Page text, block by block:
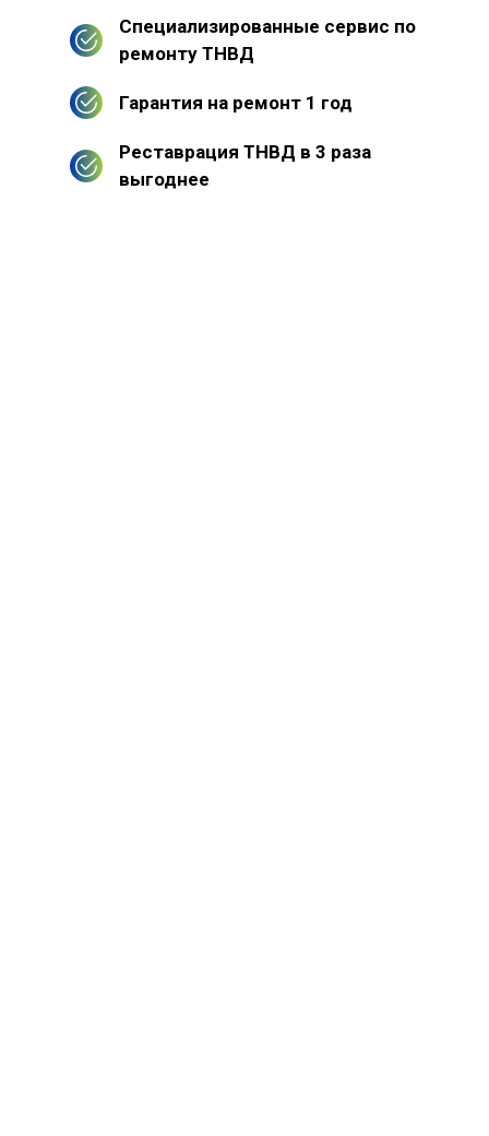
Специализированные сервис по
ремонту ТНВД
Гарантия на ремонт 1 год
Реставрация ТНВД в 3 раза
выгоднее